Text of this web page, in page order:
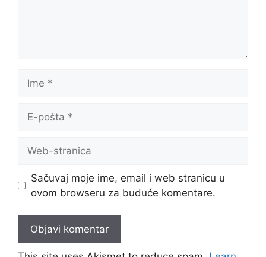
pošta
stranica
Sačuvaj moje ime, email i web stranicu u
ovom browseru za buduće komentare.